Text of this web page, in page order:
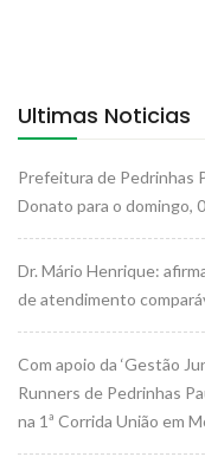
Ultimas Noticias
Prefeitura de Pedrinhas
Donato para o domingo,
Dr. Mário Henrique:
de atendimento
Com apoio da ‘Gestão
Runners de Pedrinhas
na 1ª Corrida União em